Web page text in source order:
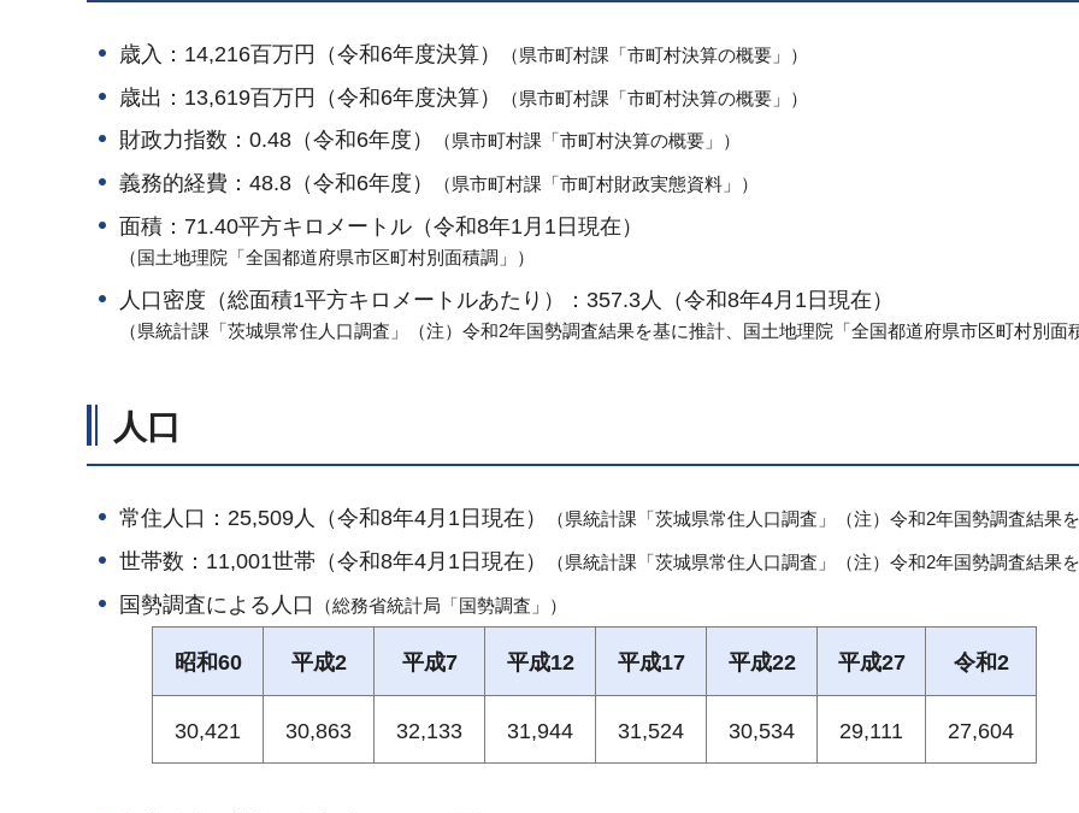
歳入：14,216百万円（令和6年度決算） （県市町村課「市町村決算の概要」）
歳出：13,619百万円（令和6年度決算） （県市町村課「市町村決算の概要」）
財政力指数：0.48（令和6年度） （県市町村課「市町村決算の概要」）
義務的経費：48.8（令和6年度） （県市町村課「市町村財政実態資料」）
面積：71.40平方キロメートル（令和8年1月1日現在）
（国土地理院「全国都道府県市区町村別面積調」）
人口密度（総面積1平方キロメートルあたり）：357.3人（令和8年4月1日現在）
（県統計課「茨城県常住人口調査」（注）令和2年国勢調査結果を基に推計、国土地理院「全国都道府県市区町村別面
人口
常住人口：25,509人（令和8年4月1日現在） （県統計課「茨城県常住人口調査」（注）令和2年国勢調査結果
世帯数：11,001世帯（令和8年4月1日現在） （県統計課「茨城県常住人口調査」（注）令和2年国勢調査結果
国勢調査による人口 （総務省統計局「国勢調査」）
昭和60 平成2 平成7 平成12 平成17 平成22 平成27 令和2
30,421 30,863 32,133 31,944 31,524 30,534 29,111 27,604